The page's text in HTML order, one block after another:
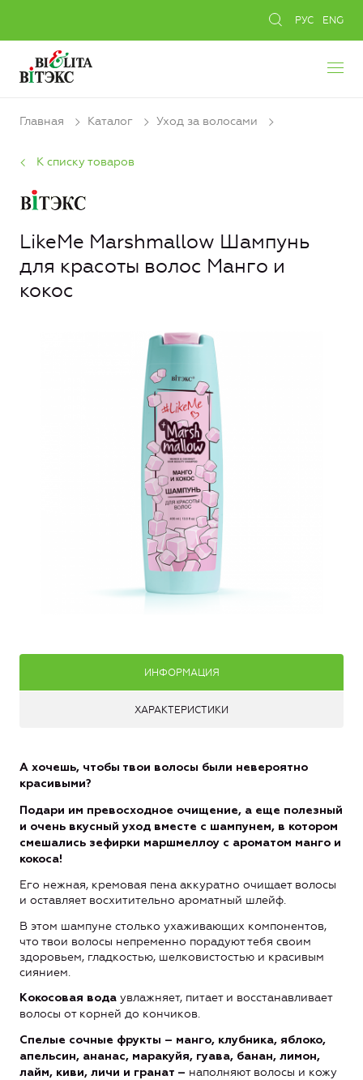
РУС ENG
Главная Каталог Уход за волосами
К списку товаров
LikeMe Marshmallow Шампунь
для красоты волос Манго и
кокос
ИНФОРМАЦИЯ
ХАРАКТЕРИСТИКИ
А хочешь, чтобы твои волосы были невероятно
красивыми?
Подари им превосходное очищение, а еще полезный
и очень вкусный уход вместе с шампунем, в котором
смешались зефирки маршмеллоу с ароматом манго и
кокоса!
Его нежная, кремовая пена аккуратно очищает волосы
и оставляет восхитительно ароматный шлейф.
В этом шампуне столько ухаживающих компонентов,
что твои волосы непременно порадуют тебя своим
здоровьем, гладкостью, шелковистостью и красивым
сиянием.
Кокосовая вода увлажняет, питает и восстанавливает
волосы от корней до кончиков.
Спелые сочные фрукты – манго, клубника, яблоко,
апельсин, ананас, маракуйя, гуава, банан, лимон,
лайм, киви, личи и гранат – наполняют волосы и кожу